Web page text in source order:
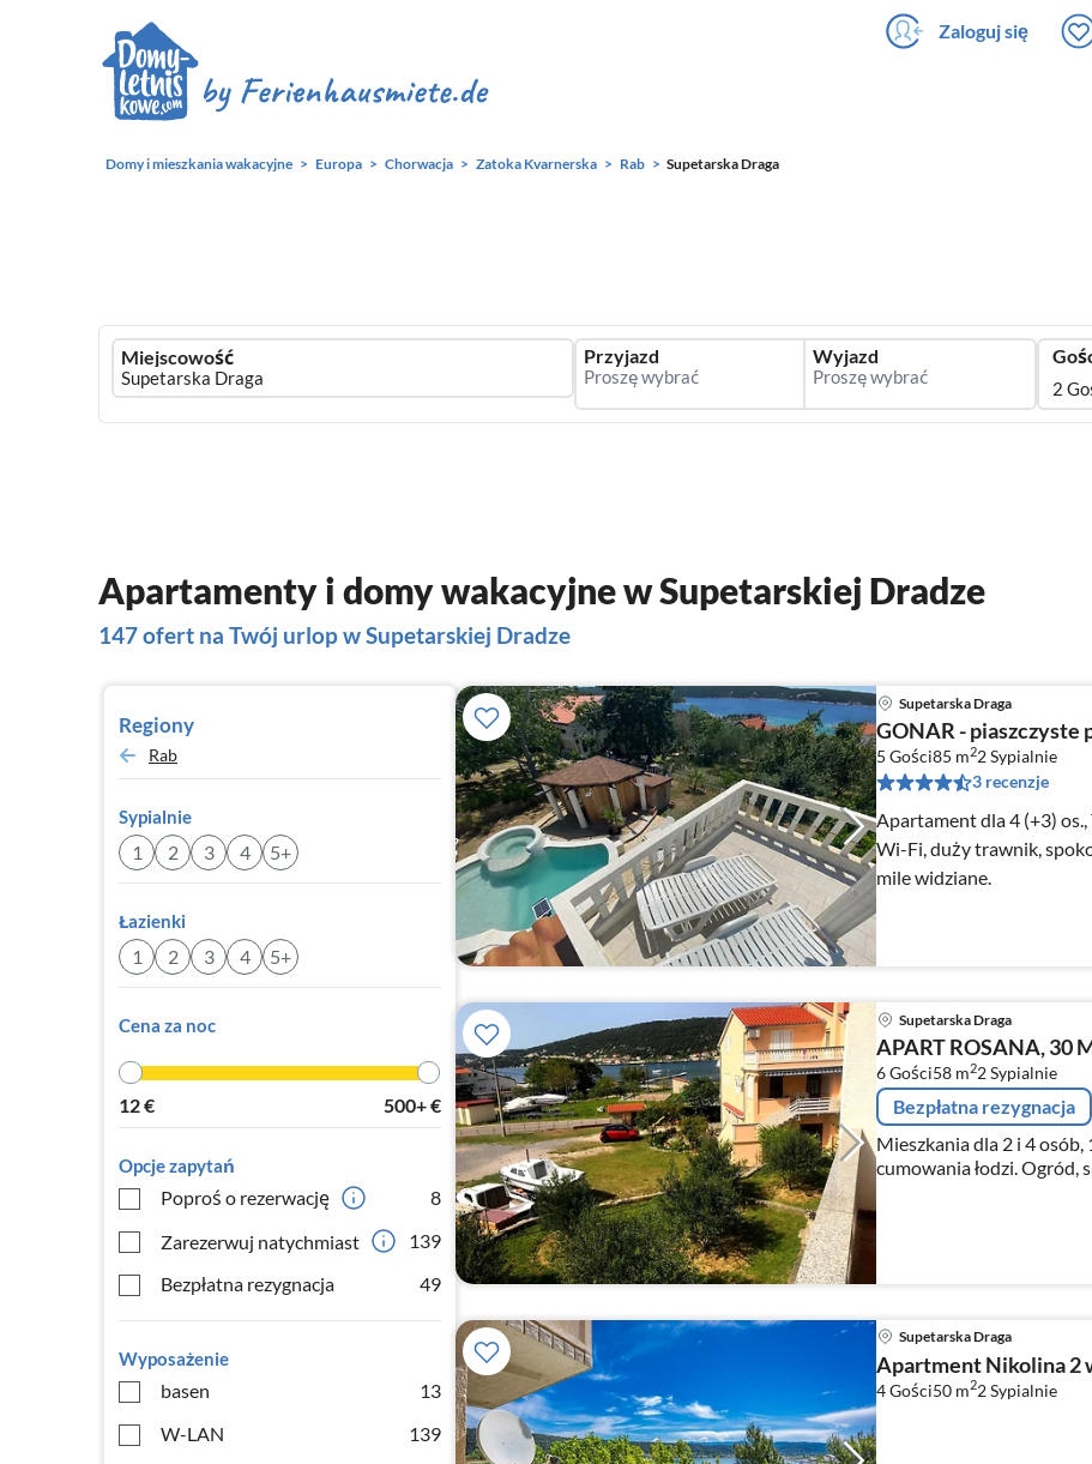
Zaloguj się
Domy i mieszkania wakacyjne Europa Chorwacja Zatoka Kvarnerska Rab Supetarska Draga
Ferienhausmiete
logo
Miejscowość Przyjazd Wyjazd
2
Apartamenty i domy wakacyjne w Supetarskiej Dradze
147 ofert na Twój urlop w Supetarskiej Dradze
Regiony
Rab
Sypialnie
1 2 3 4 5+
Łazienki
1 2 3 4 5+
Cena za noc
12€ 500+€
Opcje zapytań
Poproś o rezerwację
8
Zarezerwuj natychmiast
139
Bezpłatna rezygnacja
49
Wyposażenie
basen
13
W-LAN
139
Supetarska Draga
GONAR - piaszczyste
5 Gości85 m22Sypialnie
3 recenzje
Apartament dla 4 (+3) os.,
Wi-Fi, duży trawnik,
mile widziane.
Supetarska Draga
APART ROSANA, 30
6 Gości58 m22Sypialnie
Bezpłatna rezygnacja
Mieszkania dla 2 i 4 osób,
cumowania łodzi. Ogród,
Supetarska Draga
Apartment Nikolina 2
4 Gości50 m22Sypialnie